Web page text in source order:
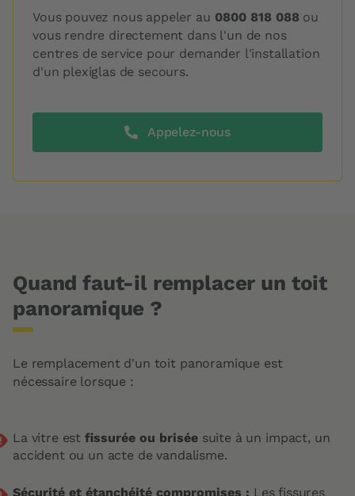
Vous pouvez nous appeler au 0800 818 088 ou
vous rendre directement dans l'un de nos
centres de service pour demander l'installation
d'un plexiglas de secours.
Appelez-nous
Quand faut-il remplacer un toit
panoramique ?
Le remplacement d'un toit panoramique est
nécessaire lorsque :
La vitre est fissurée ou briséesuite à un impact, un
accident ou un acte de vandalisme.
Sécurité et étanchéité compromises : Les fissures